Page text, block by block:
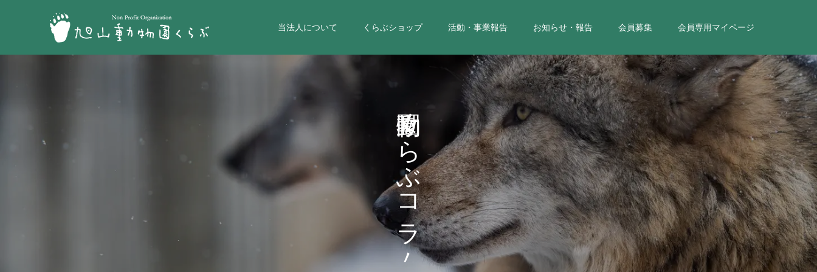
当法人について くらぶショップ 活動・事業報告 お知らせ・報告 会員募集 会員専用マイページ
く
ら
ぶ
コ
ラ
ム